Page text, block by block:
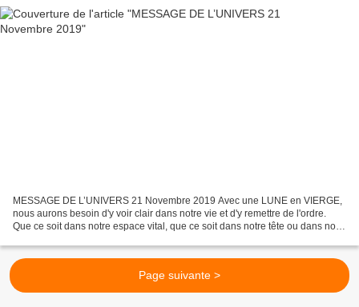
MESSAGE DE L’UNIVERS 21 Novembre 2019 Avec une LUNE en VIERGE,
nous aurons besoin d'y voir clair dans notre vie et d'y remettre de l'ordre.
Que ce soit dans notre espace vital, que ce soit dans notre tête ou dans nos
Page suivante >